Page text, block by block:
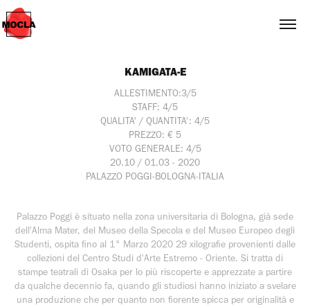
KAMIGATA-E
ALLESTIMENTO:3/5
STAFF: 4/5
QUALITA' / QUANTITA': 4/5
PREZZO: € 5
VOTO GENERALE: 4/5
20.10 / 01.03 - 2020
PALAZZO POGGI-BOLOGNA-ITALIA
Palazzo Poggi è situato nella zona universitaria di Bologna, già sede
dell'Alma Mater, del Museo della Specola e del Museo Europeo degli
Studenti, ospita fino al 1° Marzo 2020 29 xilografie provenienti dalle
collezioni del Centro Studi d'Arte Estremo - Oriente. Si tratta di
stampe teatrali di Osaka per lo più riscoperte e apprezzate a partire
da qualche decennio fa, quando gli studiosi hanno iniziato a svelare
una produzione che per quanto non fiorente spicca per originalità e